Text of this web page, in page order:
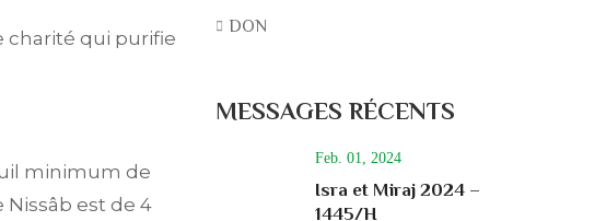
charité qui purifie
minimum de
est de 4
DON
MESSAGES RÉCENTS
Feb. 01, 2024
Isra et Miraj 2024 –
1445/H